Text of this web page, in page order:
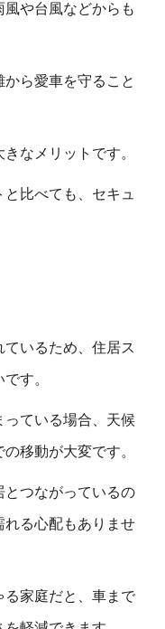
や台風などからも
ら愛車を守ること
なメリットです。
比べても、セキュ
いるため、住居ス
す。
っている場合、天候
移動が大変です。
とつながっているの
れる心配もありませ
る家庭だと、車まで